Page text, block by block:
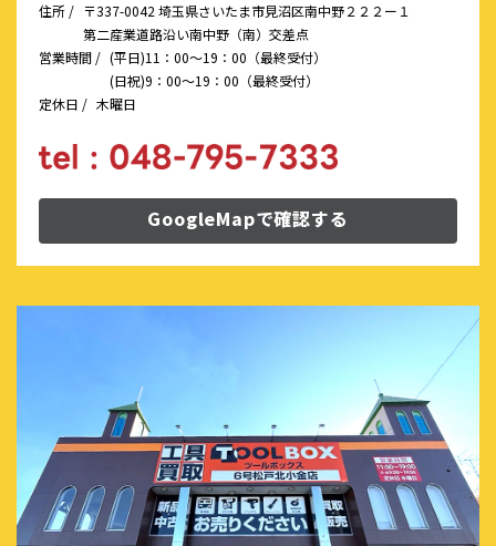
住所 / 〒337-0042 埼玉県さいたま市見沼区南中野２２２ー１
第二産業道路沿い南中野（南）交差点
営業時間 / (平日)11：00～19：00（最終受付）
(日祝)9：00～19：00（最終受付）
定休日 / 木曜日
GoogleMapで確認する